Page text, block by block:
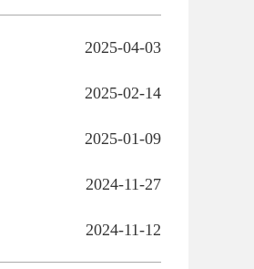
2025-04-03
2025-02-14
2025-01-09
2024-11-27
2024-11-12